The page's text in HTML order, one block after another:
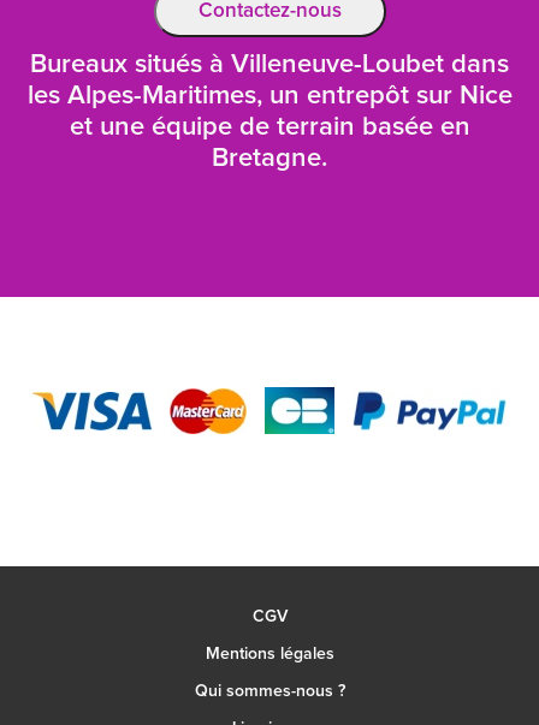
Contactez-nous
Bureaux situés à Villeneuve-Loubet dans
les Alpes-Maritimes, un entrepôt sur Nice
et une équipe de terrain basée en
Bretagne.
CGV
Mentions légales
Qui sommes-nous ?